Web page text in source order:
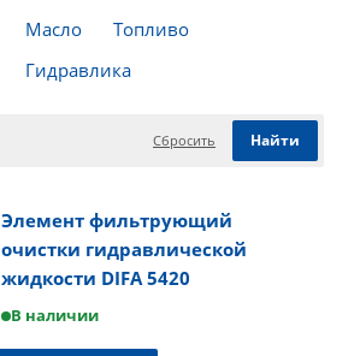
Масло
Топливо
Гидравлика
Сбросить
Элемент фильтрующий
очистки гидравлической
жидкости DIFA 5420
В наличии